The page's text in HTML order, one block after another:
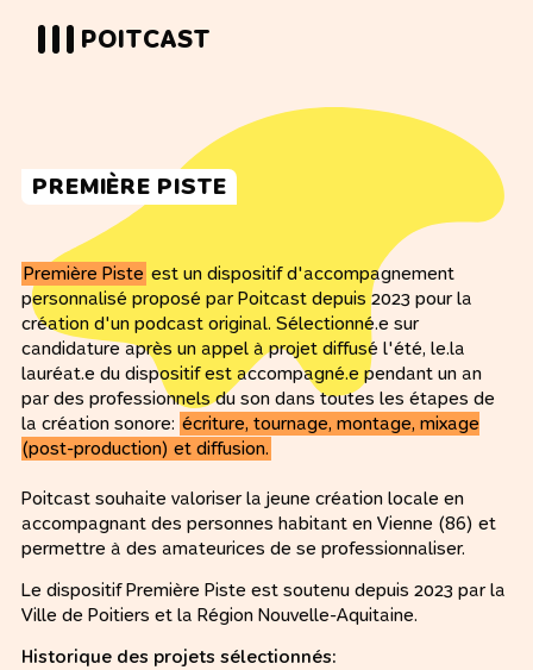
POITCAST
PREMIÈRE PISTE
Première Piste est un dispositif d'accompagnement
personnalisé proposé par Poitcast depuis 2023 pour la
création d'un podcast original. Sélectionné.e sur
candidature après un appel à projet diffusé l'été, le.la
lauréat.e du dispositif est accompagné.e pendant un an
par des professionnels du son dans toutes les étapes de
la création sonore: écriture, tournage, montage, mixage
(post-production) et diffusion.
Poitcast souhaite valoriser la jeune création locale en
accompagnant des personnes habitant en Vienne (86) et
permettre à des amateurices de se professionnaliser.
Le dispositif Première Piste est soutenu depuis 2023 par la
Ville de Poitiers et la Région Nouvelle-Aquitaine.
Historique des projets sélectionnés: